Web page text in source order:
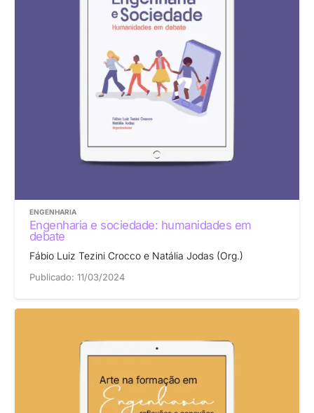
ENGENHARIA
Engenharia e sociedade: humanidades em
debate
Fábio Luiz Tezini Crocco e Natália Jodas (Org.)
Publicado: 11/03/2024